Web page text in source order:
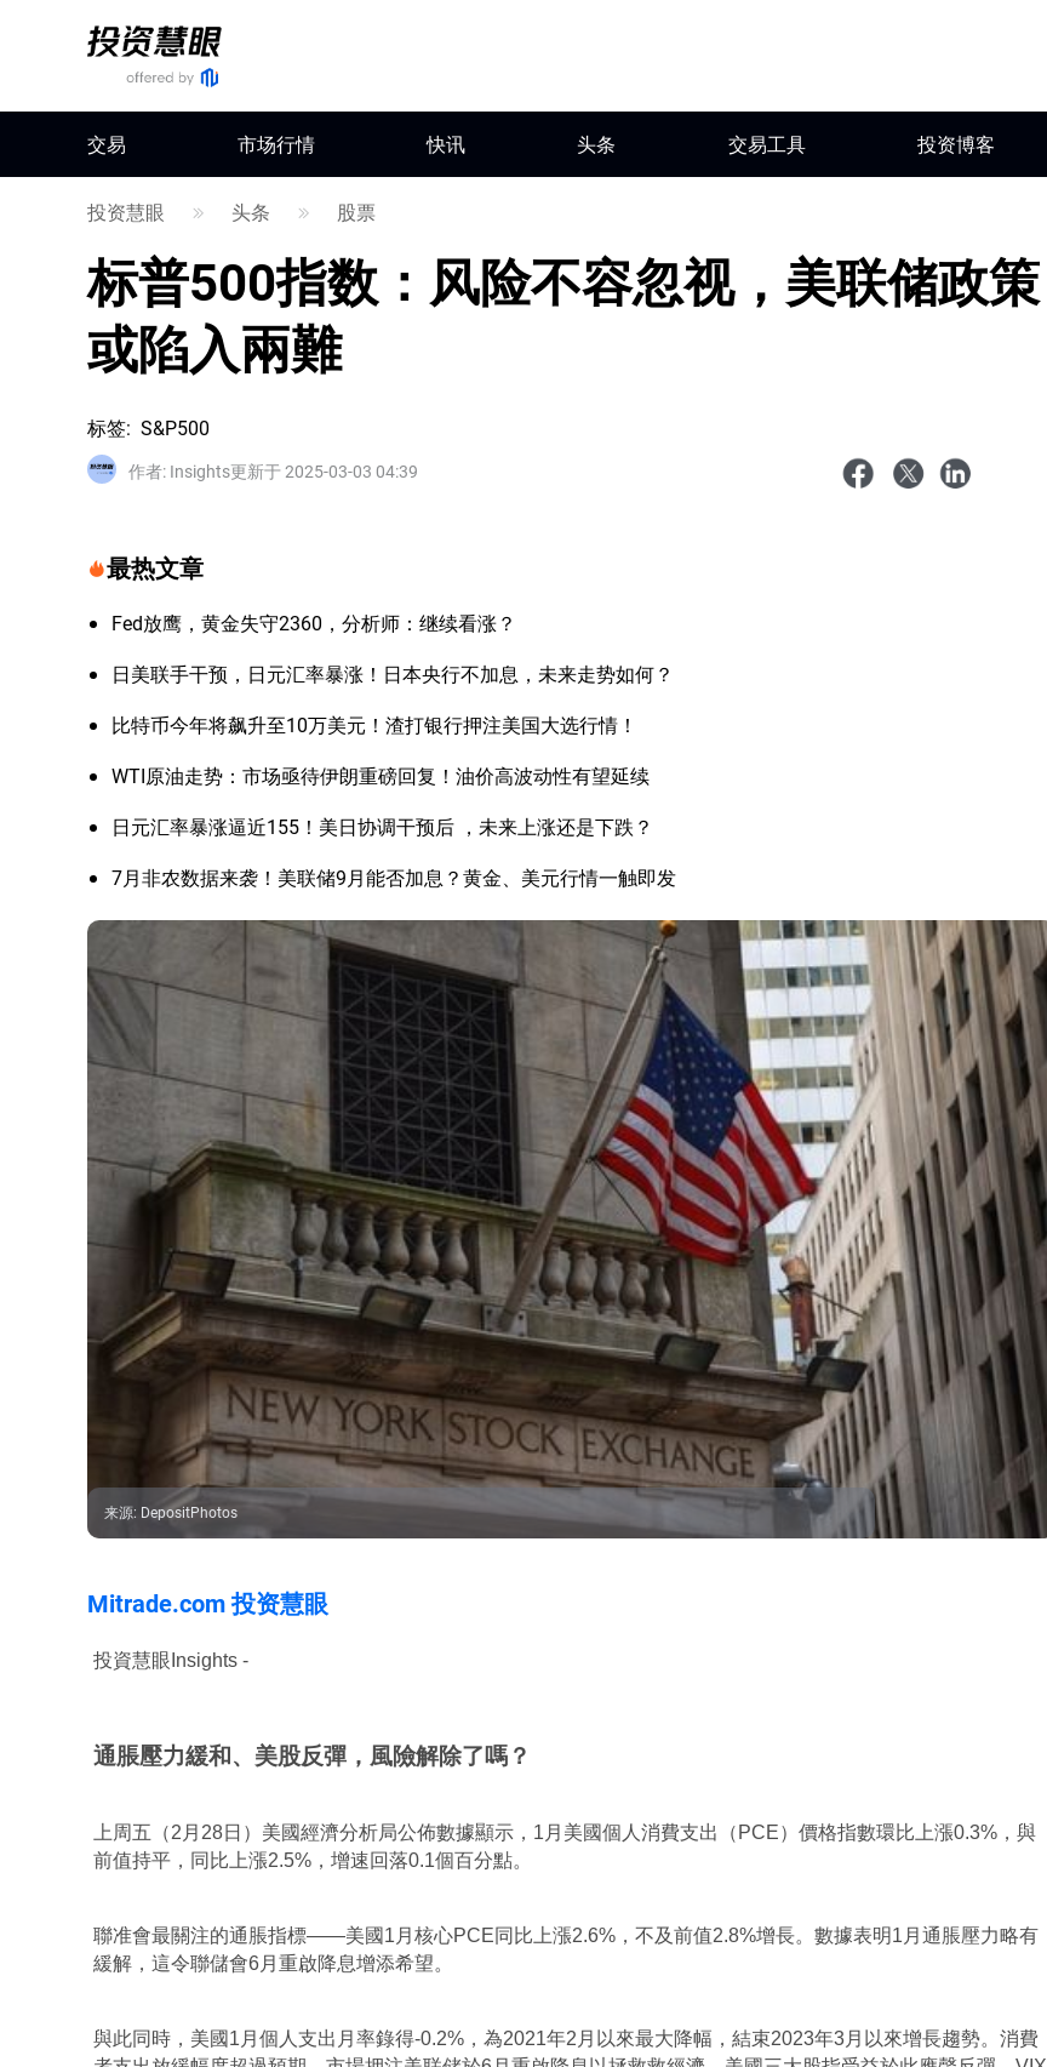
交易 市场行情 快讯 头条 交易工具 投资博客
投资慧眼 头条 股票
标普500指数：风险不容忽视，美联储政策
或陷入兩難
标签: S&P500
作者: Insights更新于 2025-03-03 04:39
最热文章
Fed放鹰，黄金失守2360，分析师：继续看涨？
日美联手干预，日元汇率暴涨！日本央行不加息，未来走势如何？
比特币今年将飙升至10万美元！渣打银行押注美国大选行情！
WTI原油走势：市场亟待伊朗重磅回复！油价高波动性有望延续
日元汇率暴涨逼近155！美日协调干预后 ，未来上涨还是下跌？
7月非农数据来袭！美联储9月能否加息？黄金、美元行情一触即发
来源: DepositPhotos
Mitrade.com 投资慧眼
投資慧眼Insights -
通脹壓力緩和、美股反彈，風險解除了嗎？
上周五（2月28日）美國經濟分析局公佈數據顯示，1月美國個人消費支出（PCE）價格指數環比上漲0.3%，與
前值持平，同比上漲2.5%，增速回落0.1個百分點。
聯准會最關注的通脹指標——美國1月核心PCE同比上漲2.6%，不及前值2.8%增長。數據表明1月通脹壓力略有
緩解，這令聯儲會6月重啟降息增添希望。
與此同時，美國1月個人支出月率錄得-0.2%，為2021年2月以來最大降幅，結束2023年3月以來增長趨勢。消費